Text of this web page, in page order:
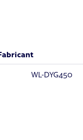
WL-DYG450